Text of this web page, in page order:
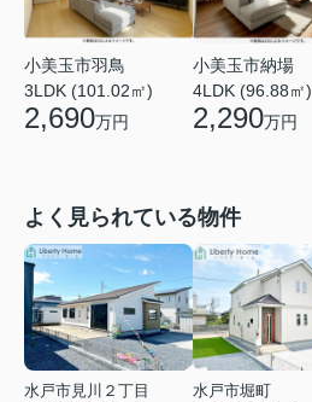
小美玉市羽鳥
3LDK (101.02㎡)
2,690万円
小美玉市納場
4LDK (96.88㎡)
2,290万円
よく見られている物件
水戸市見川２丁目
水戸市堀町